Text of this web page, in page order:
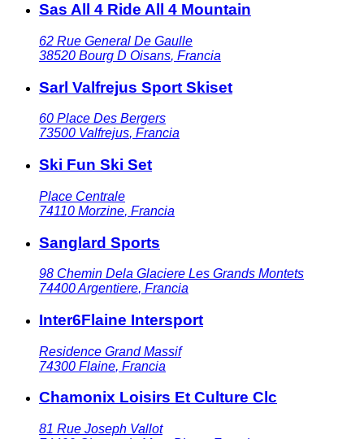
Sas All 4 Ride All 4 Mountain
62 Rue General De Gaulle
38520 Bourg D Oisans, Francia
Sarl Valfrejus Sport Skiset
60 Place Des Bergers
73500 Valfrejus, Francia
Ski Fun Ski Set
Place Centrale
74110 Morzine, Francia
Sanglard Sports
98 Chemin Dela Glaciere Les Grands Montets
74400Argentiere, Francia
Inter6Flaine Intersport
Residence Grand Massif
74300 Flaine, Francia
Chamonix Loisirs Et Culture Clc
81 Rue Joseph Vallot